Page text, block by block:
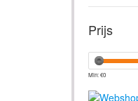
Prijs
Min: €0